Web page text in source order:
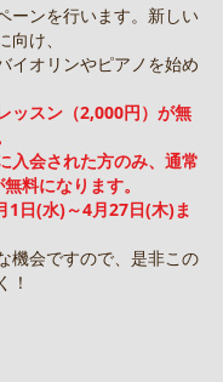
ーンを行います。新しい
け、
イオリンやピアノを始め
ッスン（2,000円）が無
入会された方のみ、通常
料になります。
1日(水)～4月27日(木)ま
機会ですので、是非この
！